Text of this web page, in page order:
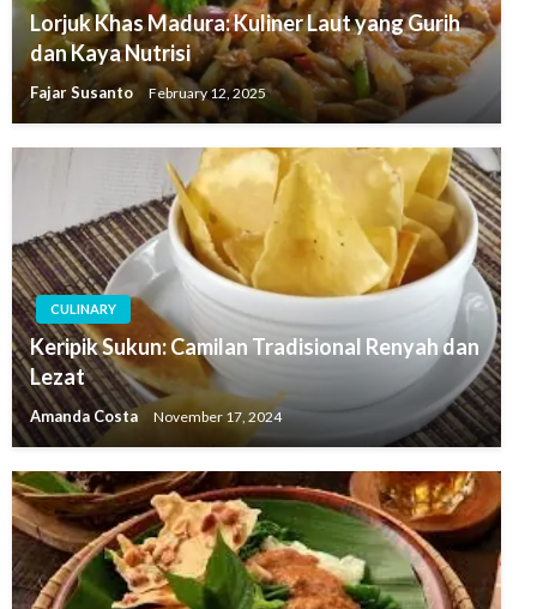
Lorjuk Khas Madura: Kuliner Laut yang Gurih
dan Kaya Nutrisi
Fajar Susanto February 12, 2025
CULINARY
Keripik Sukun: Camilan Tradisional Renyah dan
Lezat
Amanda Costa November 17, 2024